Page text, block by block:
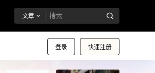
文章
登录 快速注册